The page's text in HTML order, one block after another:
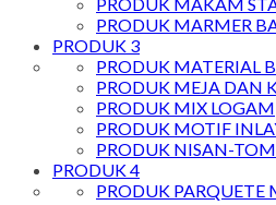
PRODUK MARMER
PRODUK 3
PRODUK MATERIAL
PRODUK MEJA DAN
PRODUK MIX LOGAM
PRODUK MOTIF
PRODUK NISAN-
PRODUK 4
PRODUK PARQUETE